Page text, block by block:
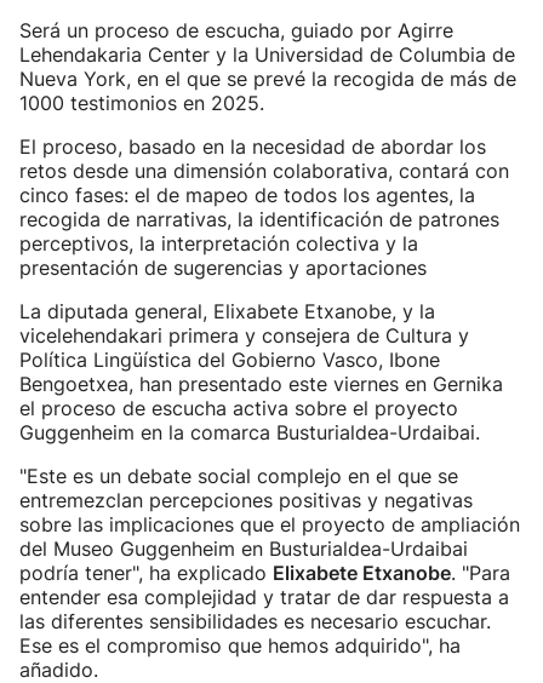
Será un proceso de escucha, guiado por Agirre
Lehendakaria Center y la Universidad de Columbia de
Nueva York, en el que se prevé la recogida de más de
1000 testimonios en 2025.
El proceso, basado en la necesidad de abordar los
retos desde una dimensión colaborativa, contará con
cinco fases: el de mapeo de todos los agentes, la
recogida de narrativas, la identificación de patrones
perceptivos, la interpretación colectiva y la
presentación de sugerencias y aportaciones
La diputada general, Elixabete Etxanobe, y la
vicelehendakari primera y consejera de Cultura y
Política Lingüística del Gobierno Vasco, Ibone
Bengoetxea, han presentado este viernes en Gernika
el proceso de escucha activa sobre el proyecto
Guggenheim en la comarca Busturialdea-Urdaibai.
"Este es un debate social complejo en el que se
entremezclan percepciones positivas y negativas
sobre las implicaciones que el proyecto de ampliación
del Museo Guggenheim en Busturialdea-Urdaibai
podría tener", ha explicado Elixabete Etxanobe. "Para
entender esa complejidad y tratar de dar respuesta a
las diferentes sensibilidades es necesario escuchar.
Ese es el compromiso que hemos adquirido", ha
añadido.